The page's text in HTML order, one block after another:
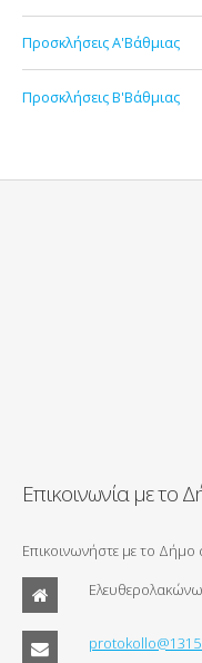
Προσκλήσεις Α'Βάθμιας
Προσκλήσεις Β'Βάθμιας
Επικοινωνία με το
Επικοινωνήστε με το